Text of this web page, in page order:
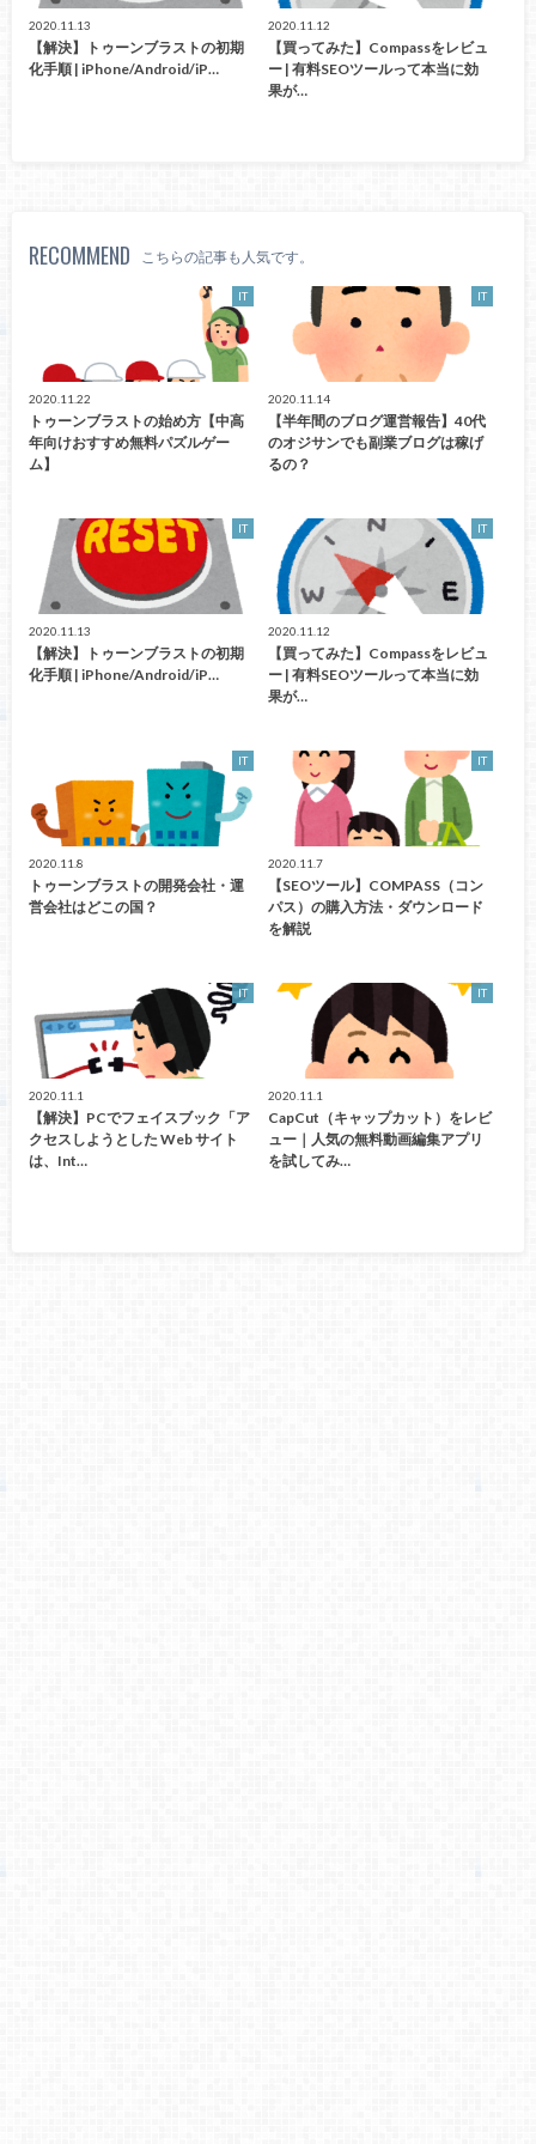
2020.11.13
【解決】トゥーンブラストの初期
化手順 | iPhone/Android/iP…
2020.11.12
【買ってみた】Compassをレビュ
ー | 有料SEOツールって本当に効
果が…
RECOMMEND こちらの記事も人気です。
IT
2020.11.22
トゥーンブラストの始め方【中高
年向けおすすめ無料パズルゲー
ム】
IT
2020.11.14
【半年間のブログ運営報告】40代
のオジサンでも副業ブログは稼げ
るの？
IT
2020.11.13
【解決】トゥーンブラストの初期
化手順 | iPhone/Android/iP…
IT
2020.11.12
【買ってみた】Compassをレビュ
ー | 有料SEOツールって本当に効
果が…
IT
2020.11.8
トゥーンブラストの開発会社・運
営会社はどこの国？
IT
2020.11.7
【SEOツール】COMPASS（コン
パス）の購入方法・ダウンロード
を解説
IT
2020.11.1
【解決】PCでフェイスブック「ア
クセスしようとした Web サイト
は、Int…
IT
2020.11.1
CapCut（キャップカット）をレビ
ュー｜人気の無料動画編集アプリ
を試してみ…